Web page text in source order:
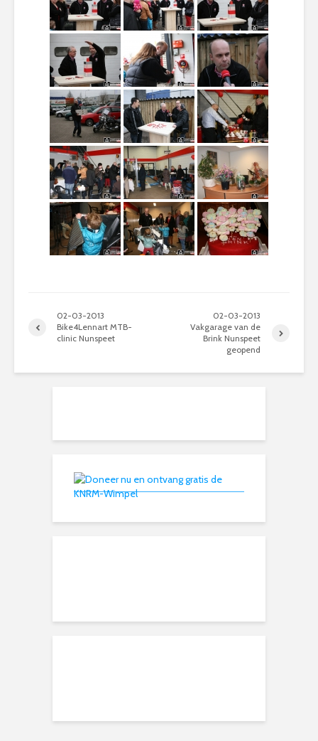
02-03-2013
Bike4Lennart MTB-
clinic Nunspeet
02-03-2013
Vakgarage van de
Brink Nunspeet
geopend